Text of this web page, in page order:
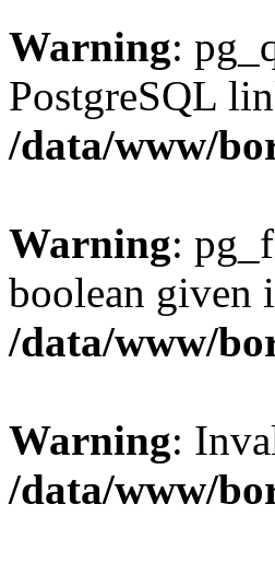
Warning:
PostgreSQL
/data/www/
Warning:
boolean given
/data/www/
Warning:
/data/www/